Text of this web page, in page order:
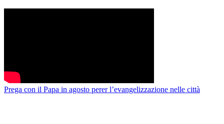
Prega con il Papa in agosto perer l’evangelizzazione nelle città